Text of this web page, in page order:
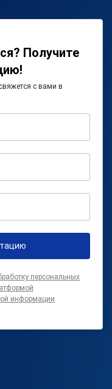
Получите
с вами в
персональных
информации